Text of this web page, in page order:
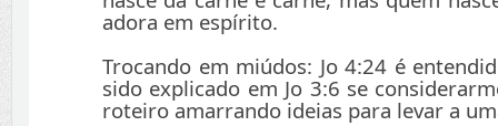
adora em espírito.
Trocando em miúdos: Jo 4:24 é
sido explicado em Jo 3:6 se
roteiro amarrando ideias para levar a